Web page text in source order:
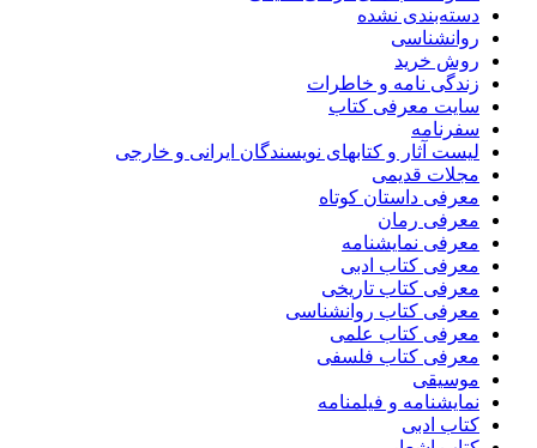
دسته‌بندی نشده
روانشناسی
روش خرید
زندگی نامه و خاطرات
سایت معرفی کتاب
سفرنامه
لیست آثار و کتابهای نویسندگان ایرانی و خارجی
مجلات قدیمی
معرفی داستان کوتاه
معرفی رمان
معرفی نمایشنامه
معرفی کتاب ادبی
معرفی کتاب تاریخی
معرفی کتاب روانشناسی
معرفی کتاب علمی
معرفی کتاب فلسفی
موسیقی
نمایشنامه و فیلمنامه
کتاب ادبی